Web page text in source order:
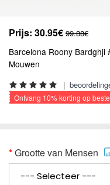
Prijs: 30.95€ 99.88€
Barcelona Roony
Mouwen
|
Ontvang 10%korting op
Grootte van Mensen